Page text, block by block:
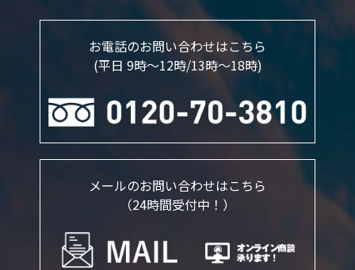
お電話のお問い合わせはこちら
(平日 9時～12時/13時〜18時)
メールのお問い合わせはこちら
（24時間受付中！）